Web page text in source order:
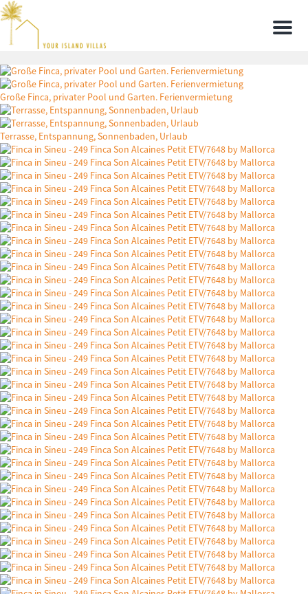
Menu
Große Finca, privater Pool und Garten. Ferienvermietung
Terrasse, Entspannung, Sonnenbaden, Urlaub